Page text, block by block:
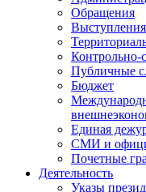
Обращения
Контрольно-
Публичные
Бюджет
Единая
СМИ и
Почетные
Деятельность
Указы